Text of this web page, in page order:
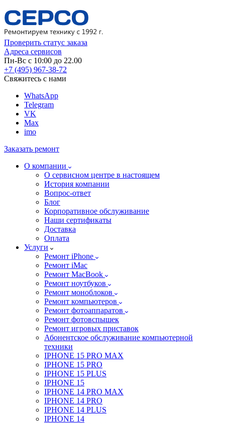
Проверить статус заказа
Адреса сервисов
Пн-Вс с 10:00 до 22.00
+7 (495) 967-38-72
Свяжитесь с нами
WhatsApp
Telegram
VK
Max
imo
Заказать ремонт
О компании
О сервисном центре в настоящем
История компании
Вопрос-ответ
Блог
Корпоративное обслуживание
Наши сертификаты
Доставка
Оплата
Услуги
Ремонт iPhone
Ремонт iMac
Ремонт MacBook
Ремонт ноутбуков
Ремонт моноблоков
Ремонт компьютеров
Ремонт фотоаппаратов
Ремонт фотовспышек
Ремонт игровых приставок
Абонентское обслуживание компьютерной
техники
IPHONE 15 PRO MAX
IPHONE 15 PRO
IPHONE 15 PLUS
IPHONE 15
IPHONE 14 PRO MAX
IPHONE 14 PRO
IPHONE 14 PLUS
IPHONE 14